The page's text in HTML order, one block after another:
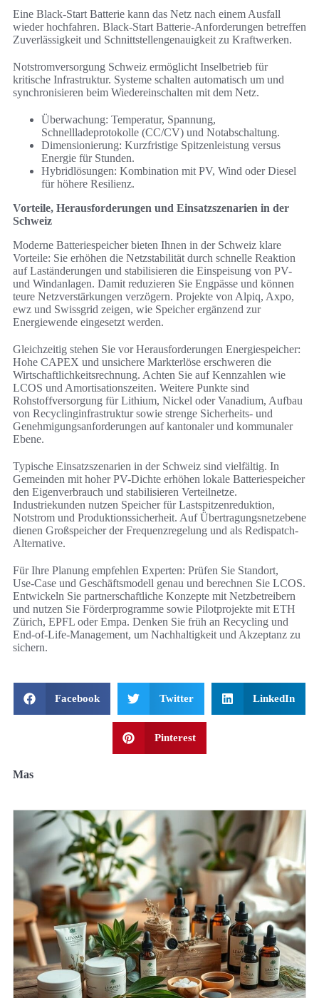
Eine Black‑Start Batterie kann das Netz nach einem Ausfall
wieder hochfahren. Black‑Start Batterie-Anforderungen betreffen
Zuverlässigkeit und Schnittstellengenauigkeit zu Kraftwerken.
Notstromversorgung Schweiz ermöglicht Inselbetrieb für
kritische Infrastruktur. Systeme schalten automatisch um und
synchronisieren beim Wiedereinschalten mit dem Netz.
Überwachung: Temperatur, Spannung,
Schnellladeprotokolle (CC/CV) und Notabschaltung.
Dimensionierung: Kurzfristige Spitzenleistung versus
Energie für Stunden.
Hybridlösungen: Kombination mit PV, Wind oder Diesel
für höhere Resilienz.
Vorteile, Herausforderungen und Einsatzszenarien in der
Schweiz
Moderne Batteriespeicher bieten Ihnen in der Schweiz klare
Vorteile: Sie erhöhen die Netzstabilität durch schnelle Reaktion
auf Laständerungen und stabilisieren die Einspeisung von PV-
und Windanlagen. Damit reduzieren Sie Engpässe und können
teure Netzverstärkungen verzögern. Projekte von Alpiq, Axpo,
ewz und Swissgrid zeigen, wie Speicher ergänzend zur
Energiewende eingesetzt werden.
Gleichzeitig stehen Sie vor Herausforderungen Energiespeicher:
Hohe CAPEX und unsichere Markterlöse erschweren die
Wirtschaftlichkeitsrechnung. Achten Sie auf Kennzahlen wie
LCOS und Amortisationszeiten. Weitere Punkte sind
Rohstoffversorgung für Lithium, Nickel oder Vanadium, Aufbau
von Recyclinginfrastruktur sowie strenge Sicherheits- und
Genehmigungsanforderungen auf kantonaler und kommunaler
Ebene.
Typische Einsatzszenarien in der Schweiz sind vielfältig. In
Gemeinden mit hoher PV-Dichte erhöhen lokale Batteriespeicher
den Eigenverbrauch und stabilisieren Verteilnetze.
Industriekunden nutzen Speicher für Lastspitzenreduktion,
Notstrom und Produktionssicherheit. Auf Übertragungsnetzebene
dienen Großspeicher der Frequenzregelung und als Redispatch-
Alternative.
Für Ihre Planung empfehlen Experten: Prüfen Sie Standort,
Use‑Case und Geschäftsmodell genau und berechnen Sie LCOS.
Entwickeln Sie partnerschaftliche Konzepte mit Netzbetreibern
und nutzen Sie Förderprogramme sowie Pilotprojekte mit ETH
Zürich, EPFL oder Empa. Denken Sie früh an Recycling und
End‑of‑Life‑Management, um Nachhaltigkeit und Akzeptanz zu
sichern.
Facebook Twitter LinkedIn
Pinterest
Mas